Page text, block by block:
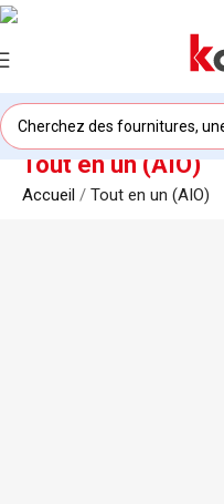
Tout en un (AIO)
Accueil / Tout en un (AIO)